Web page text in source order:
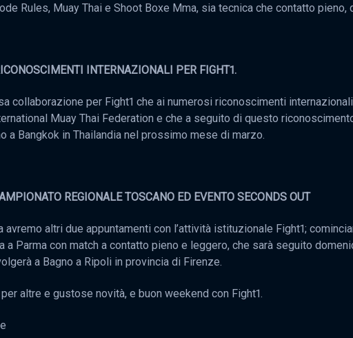
Rules, Muay Thai e Shoot Boxe Mma, sia tecnica che contatto pieno,
INTERNAZIONALI PER FIGHT1.
collaborazione per Fight1 che ai numerosi riconoscimenti
Muay Thai Federation e che a seguito di questo
a Bangkok in Thailandia nel prossimo mese di marzo.
REGIONALE TOSCANO ED EVENTO SECONDS OUT
avremo altri due appuntamenti con l’attività istituzionale Fight1;
a Parma con match a contatto pieno e leggero, che sarà seguito
a Bagno a Ripoli in provincia di Firenze.
altre e gustose novità, e buon weekend con Fight1.